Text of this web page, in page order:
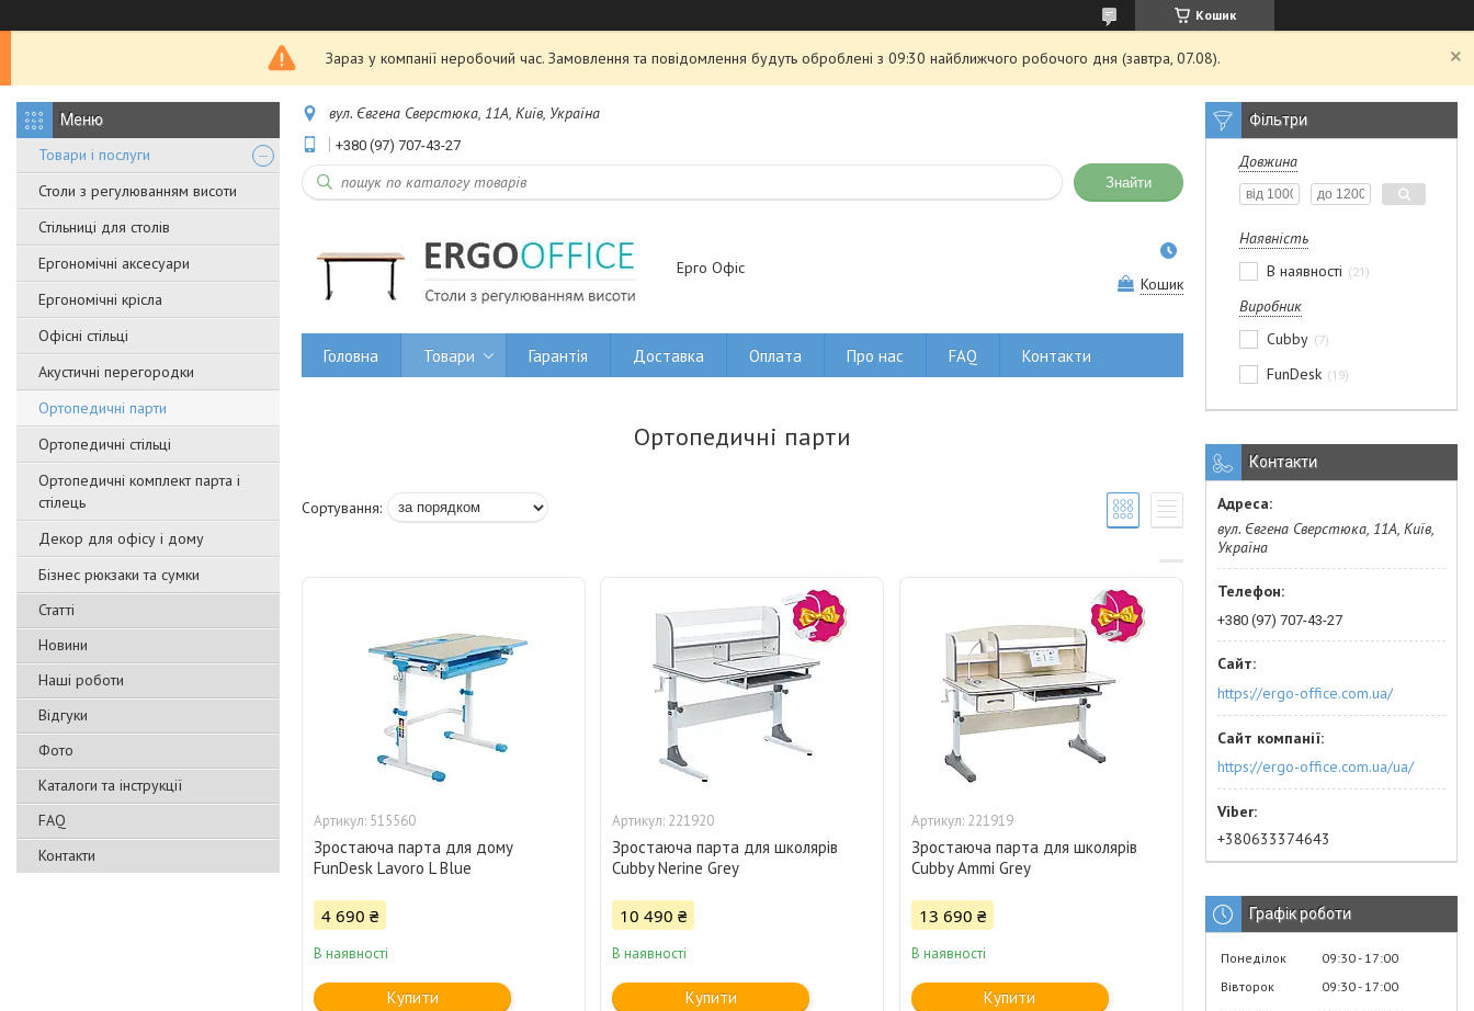
Кошик
Зараз у компанії неробочий час. Замовлення та повідомлення будуть оброблені з 09:30 найближчого робочого дня (завтра, 07.08).
Товари і послуги
Столи з регулюванням висоти
Стільниці для столів
Ергономічні аксесуари
Ергономічні крісла
Офісні стільці
Акустичні перегородки
Ортопедичні парти
Ортопедичні стільці
Ортопедичні комплект парта і
стілець
Декор для офісу і дому
Бізнес рюкзаки та сумки
Статті
Новини
Наші роботи
Відгуки
Фото
Каталоги та інструкції
FAQ
Контакти
вул. Євгена Сверстюка, 11А, Київ, Україна
+380 (97) 707-43-27
Знайти
Ерго Офіс
Кошик
Головна Товари Гарантія Доставка Оплата Про нас FAQ Контакти
Ортопедичні парти
515560
Зростаюча парта для дому
FunDesk Lavoro L Blue
4 690 ₴
В наявності
Купити
221920
Зростаюча парта для школярів
Cubby Nerine Grey
10 490 ₴
В наявності
Купити
221919
Зростаюча парта для школярів
Cubby Ammi Grey
13 690 ₴
В наявності
Купити
Фільтри
Довжина
Наявність
В наявності
21
Виробник
Cubby
7
FunDesk 19
Контакти
вул. Євгена Сверстюка, 11А, Київ,
Україна
+380 (97) 707-43-27
https://ergo-office.com.ua/
https://ergo-office.com.ua/ua/
+380633374643
Графік роботи
Понеділок 09:30 17:00
Вівторок
09:30 17:00